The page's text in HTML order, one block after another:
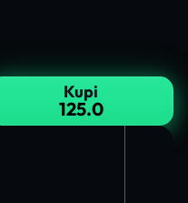
Kupi
125.0